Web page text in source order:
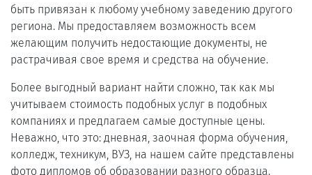
быть привязан к любому учебному заведению другого
региона. Мы предоставляем возможность всем
желающим получить недостающие документы, не
растрачивая свое время и средства на обучение.
Более выгодный вариант найти сложно, так как мы
учитываем стоимость подобных услуг в подобных
компаниях и предлагаем самые доступные цены.
Неважно, что это: дневная, заочная форма обучения,
колледж, техникум, ВУЗ, на нашем сайте представлены
фото дипломов об образовании разного образца.